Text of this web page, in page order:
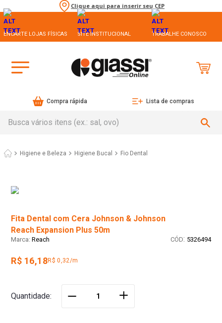
Clique aqui para inserir seu CEP
ENCARTE LOJAS FÍSICAS SITE INSTITUCIONAL TRABALHE CONOSCO
Compra rápida Lista de compras
Higiene e Beleza Higiene Bucal Fio Dental
Fita Dental com Cera Johnson & Johnson
Reach Expansion Plus 50m
Reach : 5326494
R$ 16,18R$ 0,32/m
Quantidade ＋